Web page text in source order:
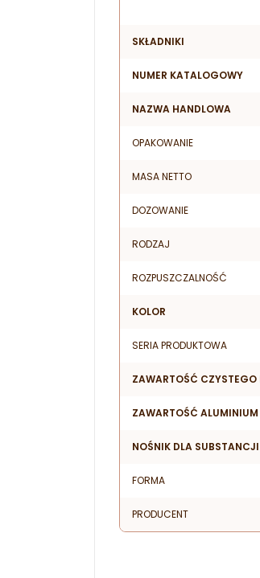
SKŁADNIKI
NUMER KATALOGOWY
NAZWA HANDLOWA
OPAKOWANIE
MASA NETTO
DOZOWANIE
RODZAJ
ROZPUSZCZALNOŚĆ
KOLOR
SERIA PRODUKTOWA
ZAWARTOŚĆ CZYSTEGO
ZAWARTOŚĆ ALUMINIUM
NOŚNIK DLA
FORMA
PRODUCENT